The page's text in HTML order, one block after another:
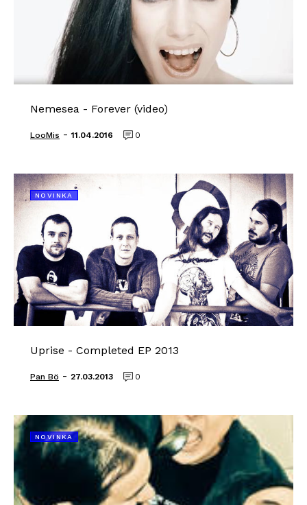
Nemesea - Forever (video)
LooMis - 11.04.2016 0
NOVINKA
Uprise - Completed EP 2013
Pan Bö - 27.03.2013 0
NOVINKA